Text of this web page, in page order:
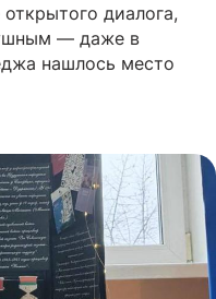
диалога,
— даже в
нашлось место